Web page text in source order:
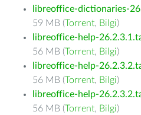
libreoffice-dictionaries-
59 MB (Torrent, Bilgi)
libreoffice-help-
56 MB (Torrent, Bilgi)
libreoffice-help-
56 MB (Torrent, Bilgi)
libreoffice-help-
56 MB (Torrent, Bilgi)